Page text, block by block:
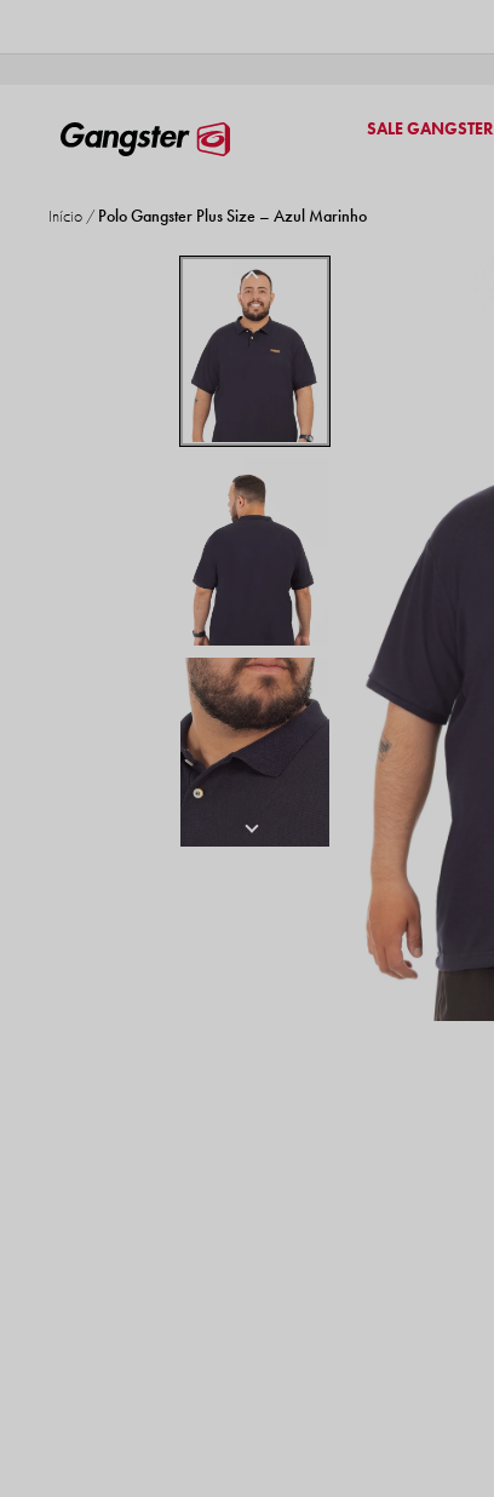
SALE GANGSTER
Início Polo Gangster Plus Size – Azul Marinho